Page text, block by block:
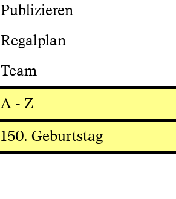
Publizieren
Regalplan
Team
A - Z
150. Geburtstag